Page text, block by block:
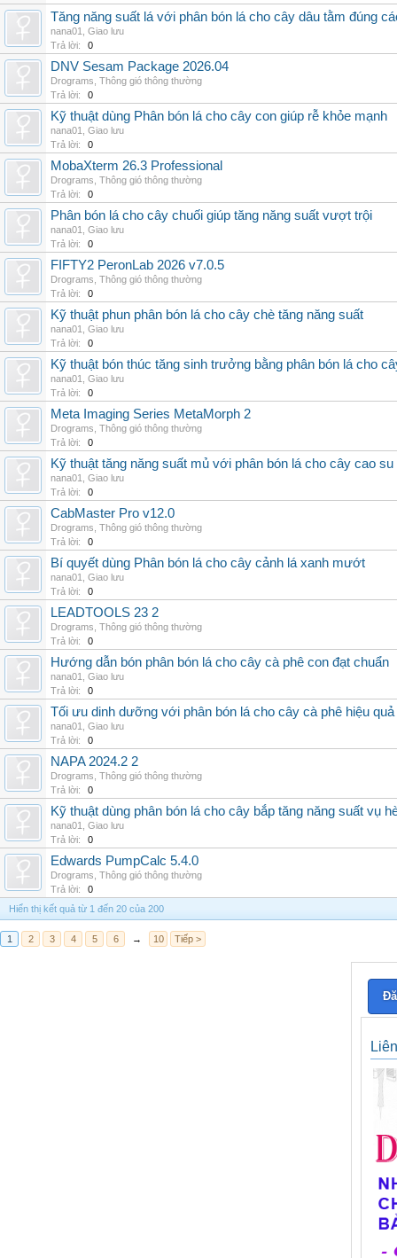
Tăng năng suất lá với phân bón lá cho cây dâu tằm đúng
nana01
Giao lưu
Trả lời:
0
DNV Sesam Package 2026.04
Drograms Thông gió thông thường
Trả lời:
0
Kỹ thuật dùng Phân bón lá cho cây con giúp rễ khỏe mạnh
nana01
Giao lưu
Trả lời:
0
MobaXterm 26.3 Professional
Drograms Thông gió thông thường
Trả lời:
0
Phân bón lá cho cây chuối giúp tăng năng suất vượt trội
nana01
Giao lưu
Trả lời:
0
FIFTY2 PeronLab 2026 v7.0.5
Drograms Thông gió thông thường
Trả lời:
0
Kỹ thuật phun phân bón lá cho cây chè tăng năng suất
nana01
Giao lưu
Trả lời:
0
Kỹ thuật bón thúc tăng sinh trưởng bằng phân bón lá cho
nana01
Giao lưu
Trả lời:
0
Meta Imaging Series MetaMorph 2
Drograms Thông gió thông thường
Trả lời:
0
Kỹ thuật tăng năng suất mủ với phân bón lá cho cây cao su
nana01
Giao lưu
Trả lời:
0
CabMaster Pro v12.0
Drograms Thông gió thông thường
Trả lời:
0
Bí quyết dùng Phân bón lá cho cây cảnh lá xanh mướt
nana01
Giao lưu
Trả lời:
0
LEADTOOLS 23 2
Drograms Thông gió thông thường
Trả lời:
0
Hướng dẫn bón phân bón lá cho cây cà phê con đạt chuẩn
nana01
Giao lưu
Trả lời:
0
Tối ưu dinh dưỡng với phân bón lá cho cây cà phê hiệu quả
nana01
Giao lưu
Trả lời:
0
NAPA 2024.2 2
Drograms Thông gió thông thường
Trả lời:
0
Kỹ thuật dùng phân bón lá cho cây bắp tăng năng suất vụ
nana01
Giao lưu
Trả lời:
0
Edwards PumpCalc 5.4.0
Drograms Thông gió thông thường
Trả lời:
0
Hiển thị kết quả từ 1 đến 20 của 200
1 2 3 4 5 6 → 10 Tiếp >